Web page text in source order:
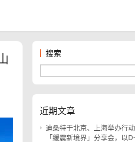
搜索
近期文章
迪桑特于北京、上海举办行
「缓震新境界」分享会，以